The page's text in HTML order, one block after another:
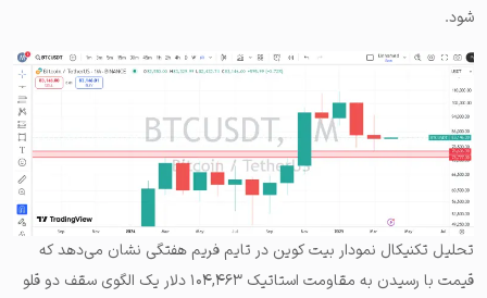
شود.
تحلیل تکنیکال نمودار بیت کوین در تایم فریم هفتگی نشان می‌دهد که
قیمت با رسیدن به مقاومت استاتیک ۱۰۴,۴۶۳ دلار یک الگوی سقف دو قلو